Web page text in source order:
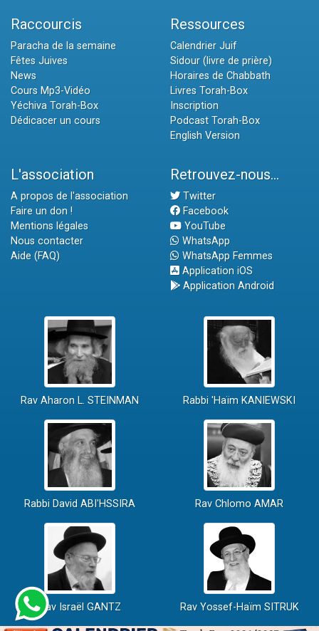
Raccourcis
Paracha de la semaine
Fêtes Juives
News
Cours Mp3-Vidéo
Yéchiva Torah-Box
Dédicacer un cours
Ressources
Calendrier Juif
Sidour (livre de prière)
Horaires de Chabbath
Livres Torah-Box
Inscription
Podcast Torah-Box
English Version
L'association
A propos de l'association
Faire un don !
Mentions légales
Nous contacter
Aide (FAQ)
Retrouvez-nous...
Twitter
Facebook
YouTube
WhatsApp
WhatsApp Femmes
Application iOS
Application Android
Rav Aharon L. STEINMAN Rabbi 'Haïm KANIEWSKI
Rabbi David ABI'HSSIRA Rav Chlomo AMAR
Rav Israël GANTZ Rav Yossef-Haïm SITRUK